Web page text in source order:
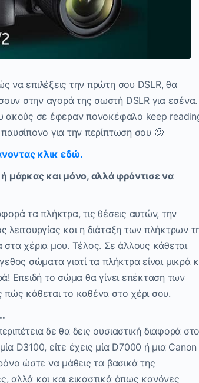
να επιλέξεις την πρώτη σου DSLR, θα
στην αγορά της σωστή DSLR για εσένα.
ακούς σε έφεραν πονοκέφαλο keep
για την περίπτωση σου 🙂
κλικ εδώ.
μάρκας και μόνο, αλλά φρόντισε να
τα πλήκτρα, τις θέσεις αυτών, την
και η διάταξη των πλήκτρων
χέρια μου. Τέλος. Σε άλλους κάθεται
σώματα γιατί τα πλήκτρα είναι μικρά
Επειδή το σώμα θα γίνει επέκταση των
κάθεται το καθένα στο χέρι σου.
δε θα δεις ουσιαστική διαφορά
D3100, είτε έχεις μία D7000 ή μια Canon
ώστε να μάθεις τα βασικά της
αλλά και και εικαστικά όπως κανόνες